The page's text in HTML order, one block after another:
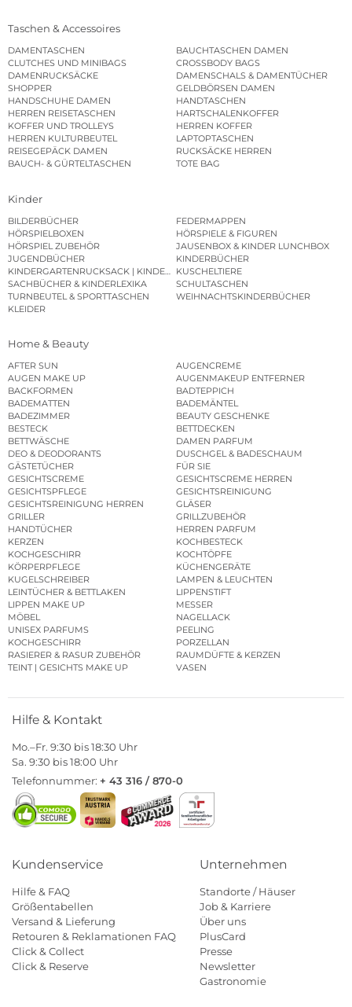
Taschen & Accessoires
DAMENTASCHEN
BAUCHTASCHEN DAMEN
CLUTCHES UND MINIBAGS
CROSSBODY BAGS
DAMENRUCKSÄCKE
DAMENSCHALS & DAMENTÜCHER
SHOPPER
GELDBÖRSEN DAMEN
HANDSCHUHE DAMEN
HANDTASCHEN
HERREN REISETASCHEN
HARTSCHALENKOFFER
KOFFER UND TROLLEYS
HERREN KOFFER
HERREN KULTURBEUTEL
LAPTOPTASCHEN
REISEGEPÄCK DAMEN
RUCKSÄCKE HERREN
BAUCH- & GÜRTELTASCHEN
TOTE BAG
Kinder
BILDERBÜCHER
FEDERMAPPEN
HÖRSPIELBOXEN
HÖRSPIELE & FIGUREN
HÖRSPIEL ZUBEHÖR
JAUSENBOX & KINDER LUNCHBOX
JUGENDBÜCHER
KINDERBÜCHER
KINDERGARTENRUCKSACK | KINDERGARTENBEUTEL
KUSCHELTIERE
SACHBÜCHER & KINDERLEXIKA
SCHULTASCHEN
TURNBEUTEL & SPORTTASCHEN
WEIHNACHTSKINDERBÜCHER
KLEIDER
Home & Beauty
AFTER SUN
AUGENCREME
AUGEN MAKE UP
AUGENMAKEUP ENTFERNER
BACKFORMEN
BADTEPPICH
BADEMATTEN
BADEMÄNTEL
BADEZIMMER
BEAUTY GESCHENKE
BESTECK
BETTDECKEN
BETTWÄSCHE
DAMEN PARFUM
DEO & DEODORANTS
DUSCHGEL & BADESCHAUM
GÄSTETÜCHER
FÜR SIE
GESICHTSCREME
GESICHTSCREME HERREN
GESICHTSPFLEGE
GESICHTSREINIGUNG
GESICHTSREINIGUNG HERREN
GLÄSER
GRILLER
GRILLZUBEHÖR
HANDTÜCHER
HERREN PARFUM
KERZEN
KOCHBESTECK
KOCHGESCHIRR
KOCHTÖPFE
KÖRPERPFLEGE
KÜCHENGERÄTE
KUGELSCHREIBER
LAMPEN & LEUCHTEN
LEINTÜCHER & BETTLAKEN
LIPPENSTIFT
LIPPEN MAKE UP
MESSER
MÖBEL
NAGELLACK
UNISEX PARFUMS
PEELING
KOCHGESCHIRR
PORZELLAN
RASIERER & RASUR ZUBEHÖR
RAUMDÜFTE & KERZEN
TEINT | GESICHTS MAKE UP
VASEN
Hilfe & Kontakt
Mo.–Fr. 9:30 bis 18:30 Uhr
Sa. 9:30 bis 18:00 Uhr
Telefonnummer: + 43 316 / 870-0
Kundenservice
Hilfe & FAQ
Größentabellen
Versand & Lieferung
Retouren & Reklamationen FAQ
Click & Collect
Click & Reserve
Unternehmen
Standorte / Häuser
Job & Karriere
Über uns
PlusCard
Presse
Newsletter
Gastronomie